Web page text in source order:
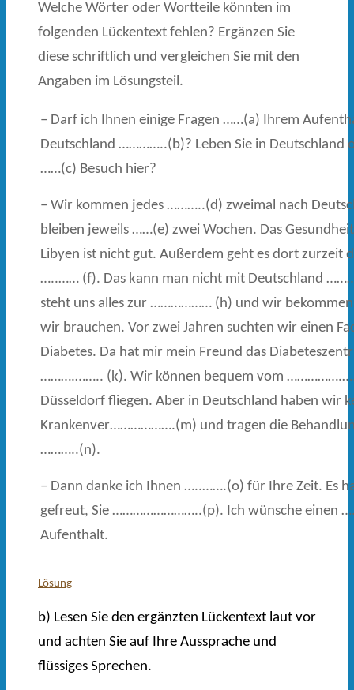
Welche Wörter oder Wortteile könnten im
folgenden Lückentext fehlen? Ergänzen Sie
diese schriftlich und vergleichen Sie mit den
Angaben im Lösungsteil.
– Darf ich Ihnen einige Fragen ……(a) Ihrem
Deutschland …………..(b)? Leben Sie in Deutschland
……(c) Besuch hier?
– Wir kommen jedes ………..(d) zweimal nach
bleiben jeweils ……(e) zwei Wochen. Das
Libyen ist nicht gut. Außerdem geht es dort
…..…… (f). Das kann man nicht mit Deutschland
steht uns alles zur ……………… (h) und wir
wir brauchen. Vor zwei Jahren suchten wir einen
Diabetes. Da hat mir mein Freund das
……….…….. (k). Wir können bequem vom …………….….
Düsseldorf fliegen. Aber in Deutschland haben wir
Krankenver……………….(m) und tragen die
………..(n).
– Dann danke ich Ihnen …..…….(o) für Ihre Zeit. Es
gefreut, Sie ……………………..(p). Ich wünsche einen
Aufenthalt.
Lösung
b) Lesen Sie den ergänzten Lückentext laut vor
und achten Sie auf Ihre Aussprache und
flüssiges Sprechen.